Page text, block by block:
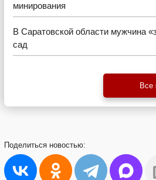
минирования
В Саратовской области мужчина
сад
Все
Поделиться новостью: